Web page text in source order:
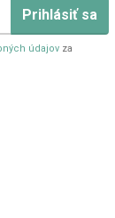
Prihlásiť sa
údajov za